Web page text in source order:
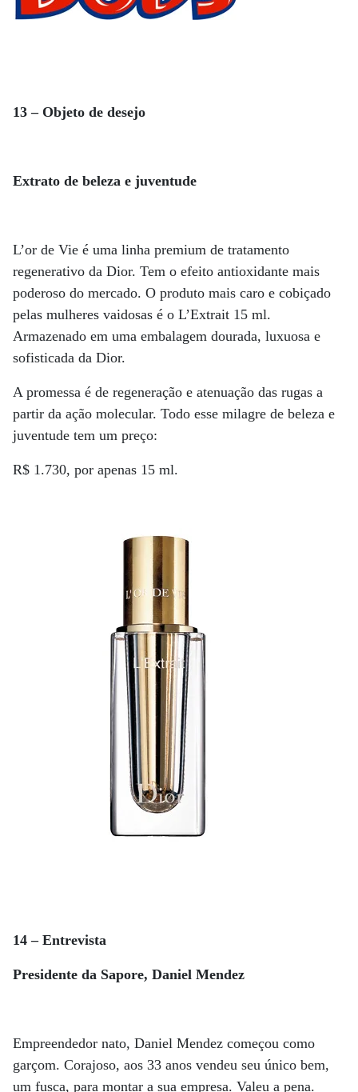
13 – Objeto de desejo
Extrato de beleza e juventude
L’or de Vie é uma linha premium de tratamento
regenerativo da Dior. Tem o efeito antioxidante mais
poderoso do mercado. O produto mais caro e cobiçado
pelas mulheres vaidosas é o L’Extrait 15 ml.
Armazenado em uma embalagem dourada, luxuosa e
sofisticada da Dior.
A promessa é de regeneração e atenuação das rugas a
partir da ação molecular. Todo esse milagre de beleza e
juventude tem um preço:
R$ 1.730, por apenas 15 ml.
14 – Entrevista
Presidente da Sapore, Daniel Mendez
Empreendedor nato, Daniel Mendez começou como
garçom. Corajoso, aos 33 anos vendeu seu único bem,
um fusca, para montar a sua empresa. Valeu a pena.